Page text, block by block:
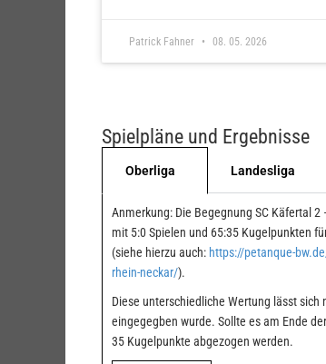
Patrick Fahner 08. 05. 2026
Spielpläne und Ergebnisse
Oberliga Landesliga
Anmerkung: Die Begegnung SC Käfertal
mit 5:0 Spielen und 65:35 Kugelpunkten
(siehe hierzu auch: https://petanque-
rhein-neckar/).
Diese unterschiedliche Wertung lässt
eingegegben wurde. Sollte es am Ende
35 Kugelpunkte abgezogen werden.